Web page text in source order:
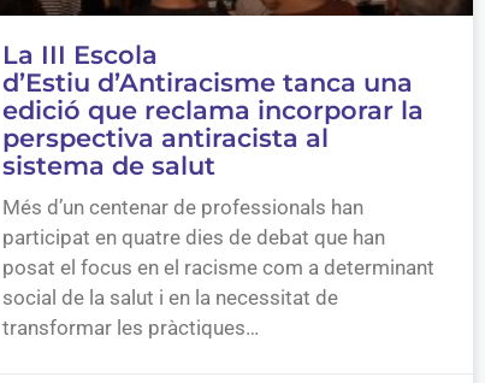
La III Escola
d’Estiu d’Antiracisme tanca una
edició que reclama incorporar la
perspectiva antiracista al
sistema de salut
Més d’un centenar de professionals han
participat en quatre dies de debat que han
posat el focus en el racisme com a determinant
social de la salut i en la necessitat de
transformar les pràctiques…